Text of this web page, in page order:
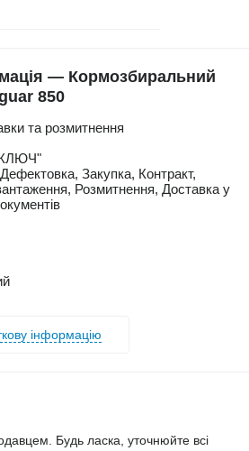
— Кормозбиральний
850
та розмитнення
КЛЮЧ"
Закупка, Контракт,
Розмитнення, Доставка у
інформацію
Будь ласка, уточнюйте всі